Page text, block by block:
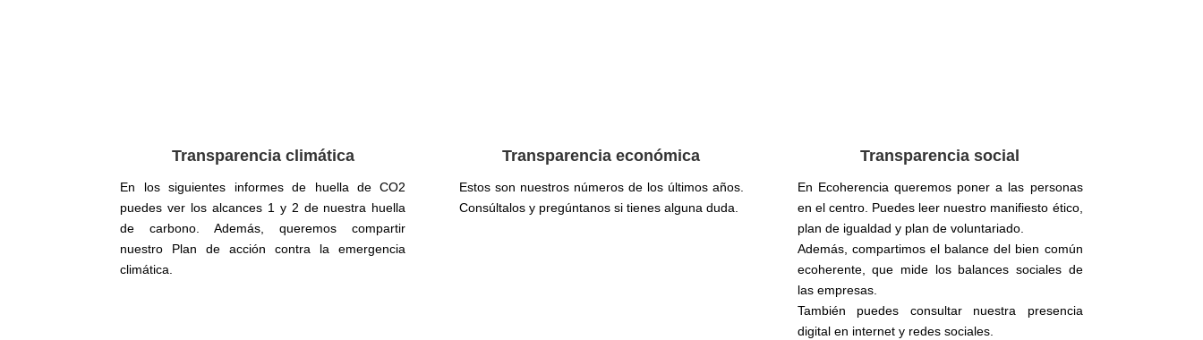
Transparencia climática
En los siguientes informes de huella de CO2
puedes ver los alcances 1 y 2 de nuestra huella
de carbono. Además, queremos compartir
nuestro Plan de acción contra la emergencia
climática.
Transparencia económica
Estos son nuestros números de los últimos años.
Consúltalos y pregúntanos si tienes alguna duda.
Transparencia social
En Ecoherencia queremos poner a las personas
en el centro. Puedes leer nuestro manifiesto ético,
plan de igualdad y plan de voluntariado.
Además, compartimos el balance del bien común
ecoherente, que mide los balances sociales de
las empresas.
También puedes consultar nuestra presencia
digital en internet y redes sociales.